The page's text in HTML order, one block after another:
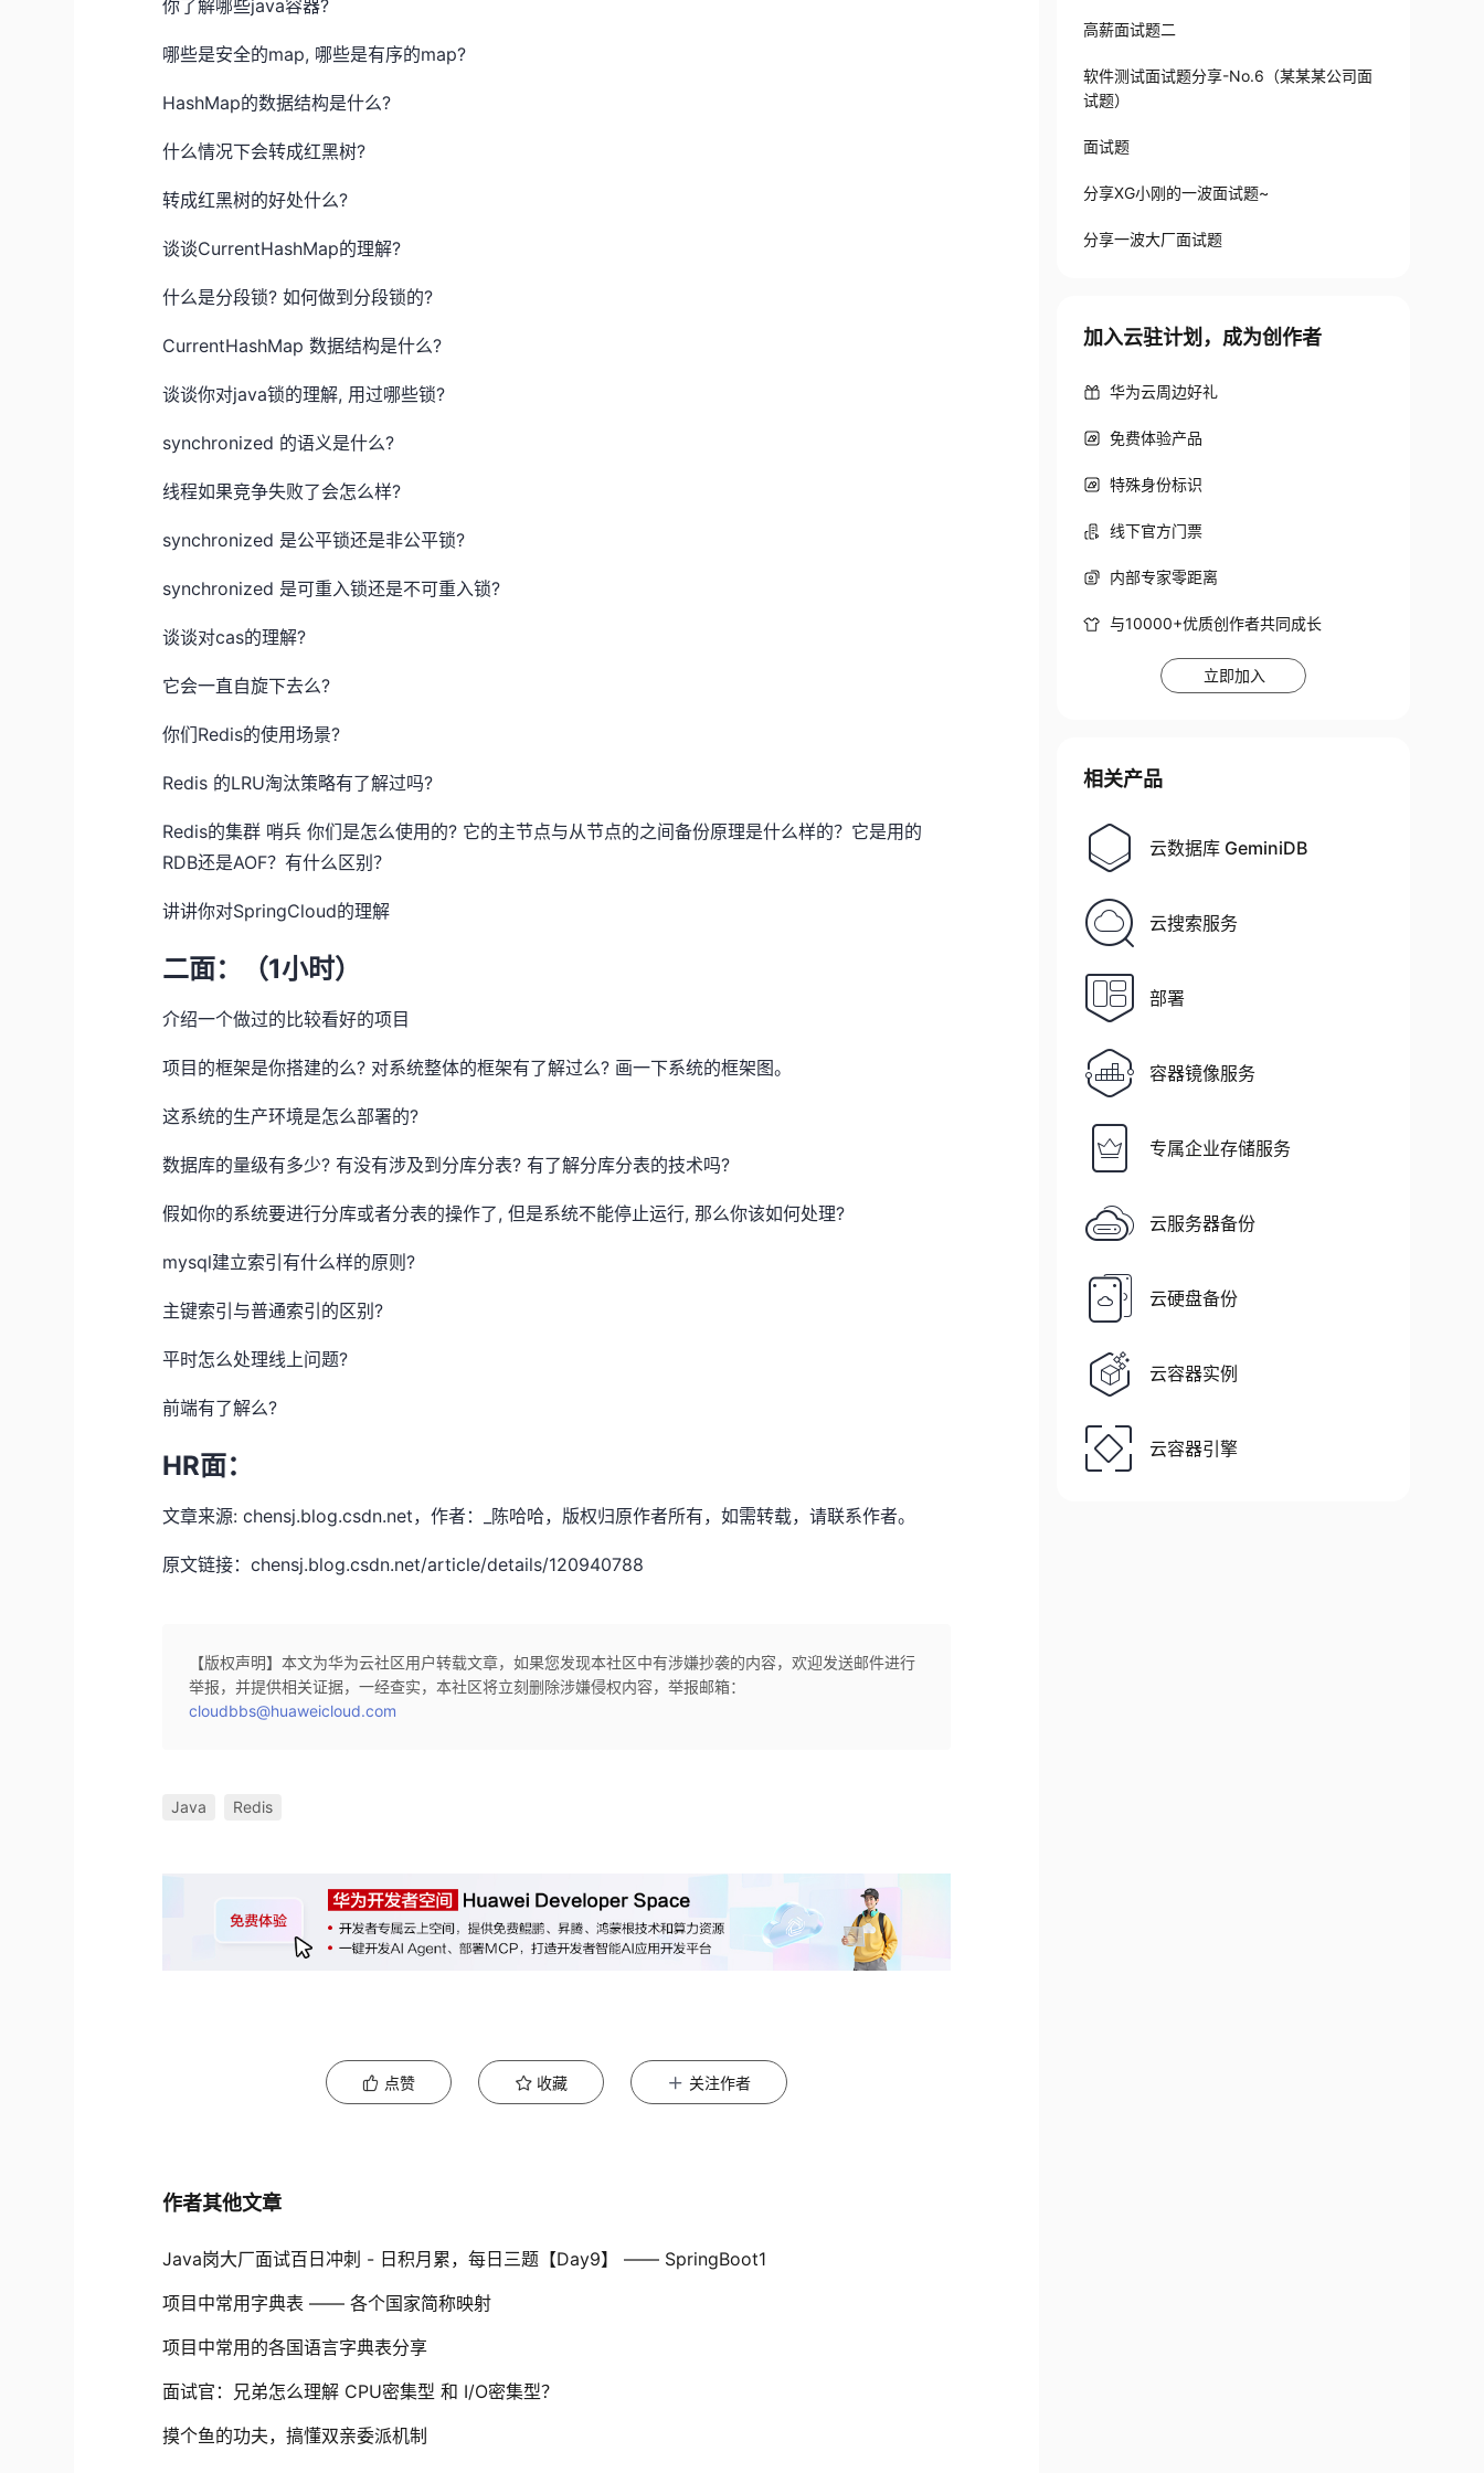
你了解哪些java容器?
哪些是安全的map, 哪些是有序的map?
HashMap的数据结构是什么?
什么情况下会转成红黑树?
转成红黑树的好处什么?
谈谈CurrentHashMap的理解?
什么是分段锁? 如何做到分段锁的?
CurrentHashMap 数据结构是什么?
谈谈你对java锁的理解, 用过哪些锁?
synchronized 的语义是什么?
线程如果竞争失败了会怎么样?
synchronized 是公平锁还是非公平锁?
synchronized 是可重入锁还是不可重入锁?
谈谈对cas的理解?
它会一直自旋下去么?
你们Redis的使用场景?
Redis 的LRU淘汰策略有了解过吗?
Redis的集群 哨兵 你们是怎么使用的? 它的主节点与从节点的之间备份原理是什么样的？它是用的
RDB还是AOF？有什么区别？
讲讲你对SpringCloud的理解
二面：（1小时）
介绍一个做过的比较看好的项目
项目的框架是你搭建的么? 对系统整体的框架有了解过么? 画一下系统的框架图。
这系统的生产环境是怎么部署的?
数据库的量级有多少? 有没有涉及到分库分表? 有了解分库分表的技术吗?
假如你的系统要进行分库或者分表的操作了, 但是系统不能停止运行, 那么你该如何处理?
mysql建立索引有什么样的原则?
主键索引与普通索引的区别?
平时怎么处理线上问题?
前端有了解么?
HR面：
文章来源: chensj.blog.csdn.net，作者：_陈哈哈，版权归原作者所有，如需转载，请联系作者。
原文链接：chensj.blog.csdn.net/article/details/120940788
【版权声明】本文为华为云社区用户转载文章，如果您发现本社区中有涉嫌抄袭的内容，欢迎发送邮件进行
举报，并提供相关证据，一经查实，本社区将立刻删除涉嫌侵权内容，举报邮箱：
cloudbbs@huaweicloud.com
Java Redis
点赞 收藏 关注作者
作者其他文章
Java岗大厂面试百日冲刺 - 日积月累，每日三题【Day9】 —— SpringBoot1
项目中常用字典表 —— 各个国家简称映射
项目中常用的各国语言字典表分享
面试官：兄弟怎么理解 CPU密集型 和 I/O密集型？
摸个鱼的功夫，搞懂双亲委派机制
高薪面试题二
软件测试面试题分享-No.6（某某某公司面
试题）
面试题
分享XG小刚的一波面试题~
分享一波大厂面试题
加入云驻计划，成为创作者
华为云周边好礼
免费体验产品
特殊身份标识
线下官方门票
内部专家零距离
与10000+优质创作者共同成长
立即加入
相关产品
云数据库 GeminiDB
云搜索服务
部署
容器镜像服务
专属企业存储服务
云服务器备份
云硬盘备份
云容器实例
云容器引擎